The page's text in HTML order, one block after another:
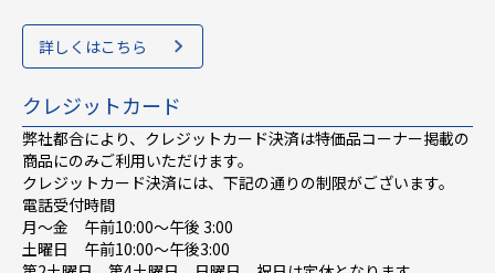
詳しくはこちら
クレジットカード
弊社都合により、クレジットカード決済は特価品コーナー掲載の
商品にのみご利用いただけます。
クレジットカード決済には、下記の通りの制限がございます。
電話受付時間
月～金 午前10:00〜午後 3:00
土曜日 午前10:00〜午後3:00